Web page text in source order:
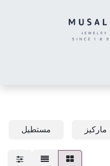
ماركيز مستطيل